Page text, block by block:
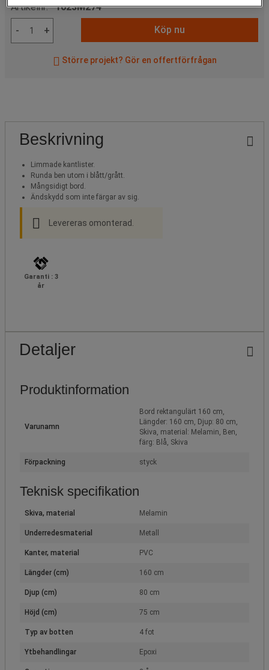
Artikelnr:1023M274
- + Köp nu
Större projekt? Gör en offertförfrågan
Beskrivning
Limmade kantlister.
Runda ben utom i blått/grått.
Mångsidigt bord.
Ändskydd som inte färgar av sig.
Levereras omonterad.
Garanti : 3
år
Detaljer
Produktinformation
Varunamn
Bord rektangulärt 160 cm,
Längder: 160 cm, Djup: 80 cm,
Skiva, material: Melamin, Ben,
färg: Blå, Skiva
Förpackning styck
Teknisk specifikation
Skiva, material Melamin
Underredesmaterial Metall
Kanter, material PVC
Längder (cm) 160 cm
Djup (cm) 80 cm
Höjd (cm) 75 cm
Typ av botten 4 fot
Ytbehandlingar Epoxi